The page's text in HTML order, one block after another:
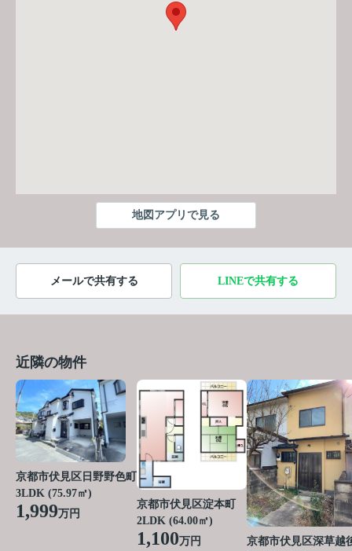
地図アプリで見る
メールで共有する LINEで共有する
近隣の物件
京都市伏見区日野野色町
3LDK (75.97㎡)
1,999万円
京都市伏見区淀本町
2LDK (64.00㎡)
1,100万円
京都市伏見区深草越